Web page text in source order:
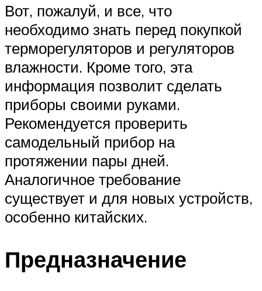
Вот, пожалуй, и все, что
необходимо знать перед покупкой
терморегуляторов и регуляторов
влажности. Кроме того, эта
информация позволит сделать
приборы своими руками.
Рекомендуется проверить
самодельный прибор на
протяжении пары дней.
Аналогичное требование
существует и для новых устройств,
особенно китайских.
Предназначение